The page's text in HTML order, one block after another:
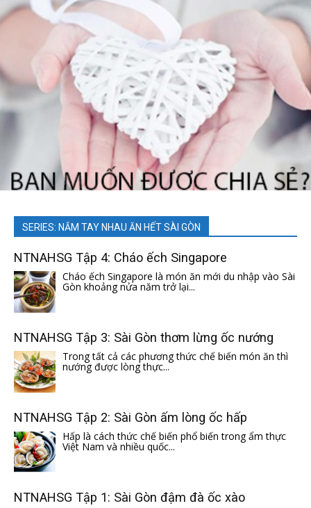
SERIES: NẮM TAY NHAU ĂN HẾT SÀI GÒN
NTNAHSG Tập 4: Cháo ếch Singapore
Cháo ếch Singapore là món ăn mới du nhập vào Sài
Gòn khoảng nửa năm trở lại...
NTNAHSG Tập 3: Sài Gòn thơm lừng ốc nướng
Trong tất cả các phương thức chế biến món ăn thì
nướng được lòng thực...
NTNAHSG Tập 2: Sài Gòn ấm lòng ốc hấp
Hấp là cách thức chế biến phổ biến trong ẩm thực
Việt Nam và nhiều quốc...
NTNAHSG Tập 1: Sài Gòn đậm đà ốc xào